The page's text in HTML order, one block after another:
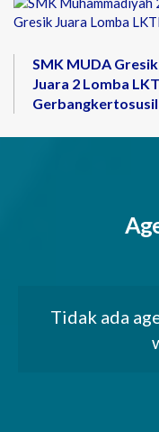
SMK MUDA Gresik
Juara 2 Lomba
Tidak ada